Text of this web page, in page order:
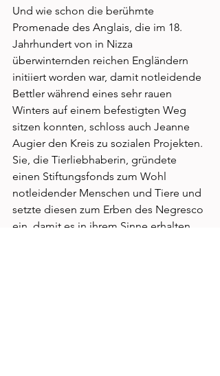
Und wie schon die berühmte
Promenade des Anglais, die im 18.
Jahrhundert von in Nizza
überwinternden reichen Engländern
initiiert worden war, damit notleidende
Bettler während eines sehr rauen
Winters auf einem befestigten Weg
sitzen konnten, schloss auch Jeanne
Augier den Kreis zu sozialen Projekten.
Sie, die Tierliebhaberin, gründete
einen Stiftungsfonds zum Wohl
notleidender Menschen und Tiere und
setzte diesen zum Erben des Negresco
ein, damit es in ihrem Sinne erhalten